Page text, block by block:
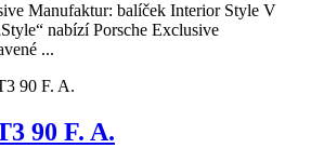
Manufaktur: balíček Interior Style V
nabízí Porsche Exclusive
...
90 F. A.